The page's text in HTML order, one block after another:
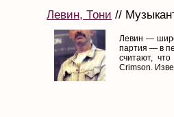
Левин, Тони //
Левин —
партия — в
считают,
Crimson.